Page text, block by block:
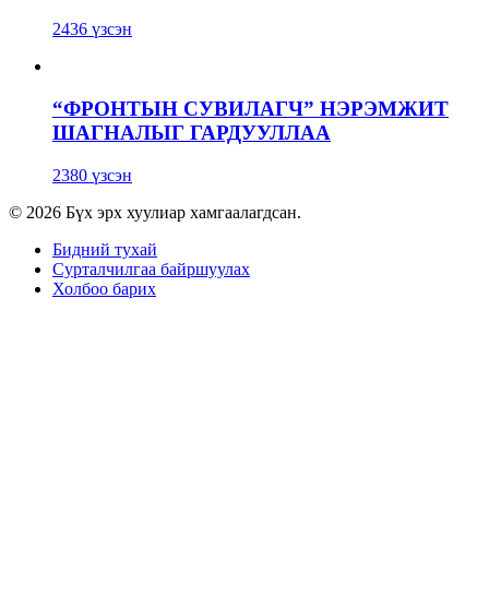
2436 үзсэн
“ФРОНТЫН СУВИЛАГЧ” НЭРЭМЖИТ
ШАГНАЛЫГ ГАРДУУЛЛАА
2380 үзсэн
© 2026 Бүх эрх хуулиар хамгаалагдсан.
Бидний тухай
Сурталчилгаа байршуулах
Холбоо барих